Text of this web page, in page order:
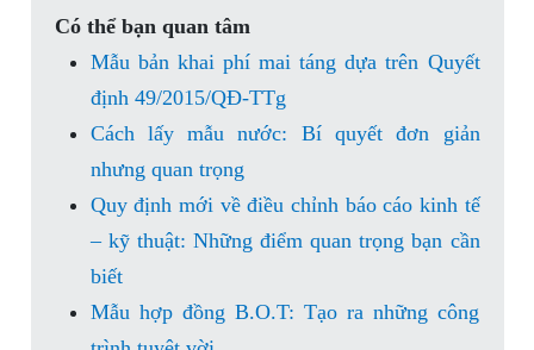
Có thể bạn quan tâm
Mẫu bản khai phí mai táng dựa trên Quyết
định 49/2015/QĐ-TTg
Cách lấy mẫu nước: Bí quyết đơn giản
nhưng quan trọng
Quy định mới về điều chỉnh báo cáo kinh tế
– kỹ thuật: Những điểm quan trọng bạn cần
biết
Mẫu hợp đồng B.O.T: Tạo ra những công